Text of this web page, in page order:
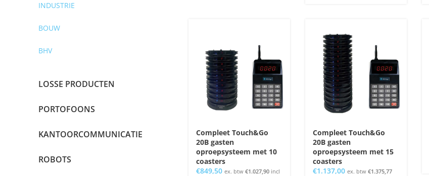
INDUSTRIE
BOUW
BHV
LOSSE PRODUCTEN
PORTOFOONS
KANTOORCOMMUNICATIE
ROBOTS
Compleet Touch&Go
20B gasten
oproepsysteem met 10
coasters
€849,50 ex. btw €1.027,90incl
Compleet Touch&Go
20B gasten
oproepsysteem met 15
coasters
€1.137,00 ex. btw €1.375,77